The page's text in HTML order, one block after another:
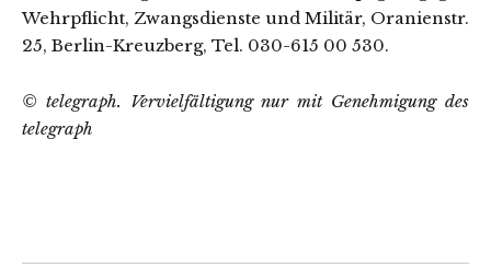
Wehrpflicht, Zwangsdienste und Militär, Oranienstr.
25, Berlin-Kreuzberg, Tel. 030-615 00 530.
© telegraph. Vervielfältigung nur mit Genehmigung des
telegraph